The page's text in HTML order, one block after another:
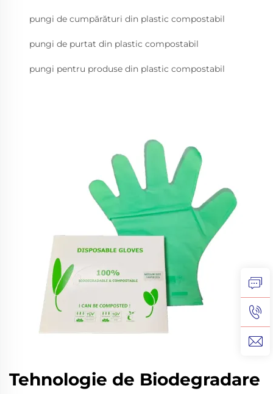
pungi de cumpărături din plastic compostabil
pungi de purtat din plastic compostabil
pungi pentru produse din plastic compostabil
Tehnologie de Biodegradare